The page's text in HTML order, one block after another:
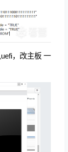
，改主板 一